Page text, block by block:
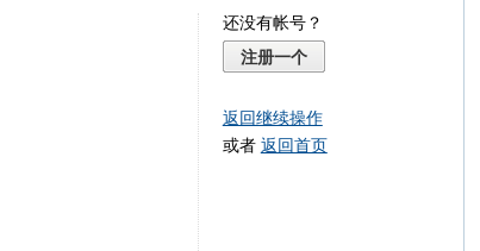
还没有帐号？
注册一个
返回继续操作
或者 返回首页